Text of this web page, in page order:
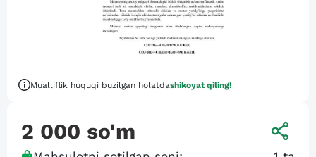
Mualliflik huquqi buzilgan holatdashikoyat qiling!
2 000 so'm